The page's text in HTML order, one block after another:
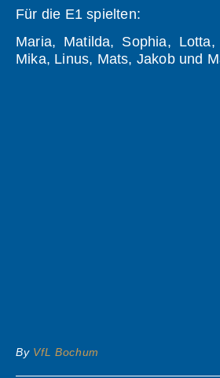
Für die E1 spielten:
Maria, Matilda, Sophia,
Mika, Linus, Mats, Jakob und
By VfL Bochum